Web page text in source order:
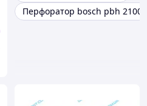
Перфоратор bosch pbh 2100